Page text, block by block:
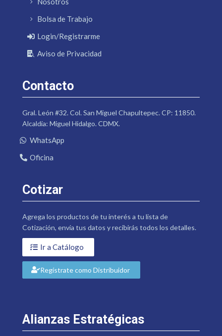
Bolsa de Trabajo
Login/Registrarme
Aviso de Privacidad
Contacto
Gral. León #32. Col. San Miguel Chapultepec. CP: 11850.
Alcaldía: Miguel Hidalgo. CDMX.
WhatsApp
Oficina
Cotizar
Agrega los productos de tu interés a tu lista de
Cotización, envía tus datos y recibirás todos los detalles.
Ir a Catálogo
Regístrate como Distribuidor
Alianzas Estratégicas